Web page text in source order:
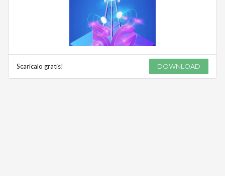
Scaricalo gratis! DOWNLOAD